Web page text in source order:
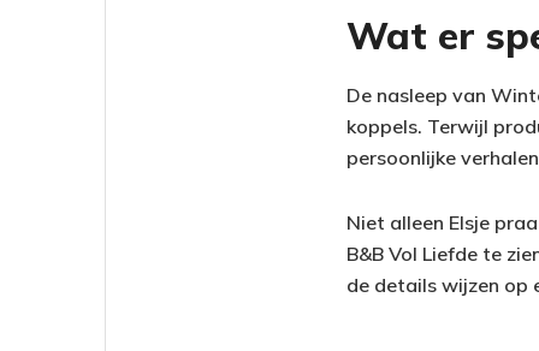
Wat er
De nasleep van
koppels. Terwijl
persoonlijke
Niet alleen Elsje
B&B Vol Liefde te
de details wijzen op